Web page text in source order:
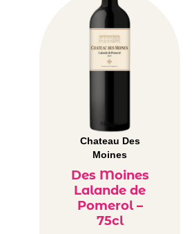
Chateau Des
Moines
Des Moines
Lalande de
Pomerol –
75cl